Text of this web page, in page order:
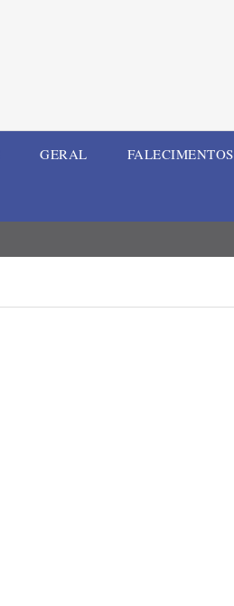
GERAL FALECIMENTOS